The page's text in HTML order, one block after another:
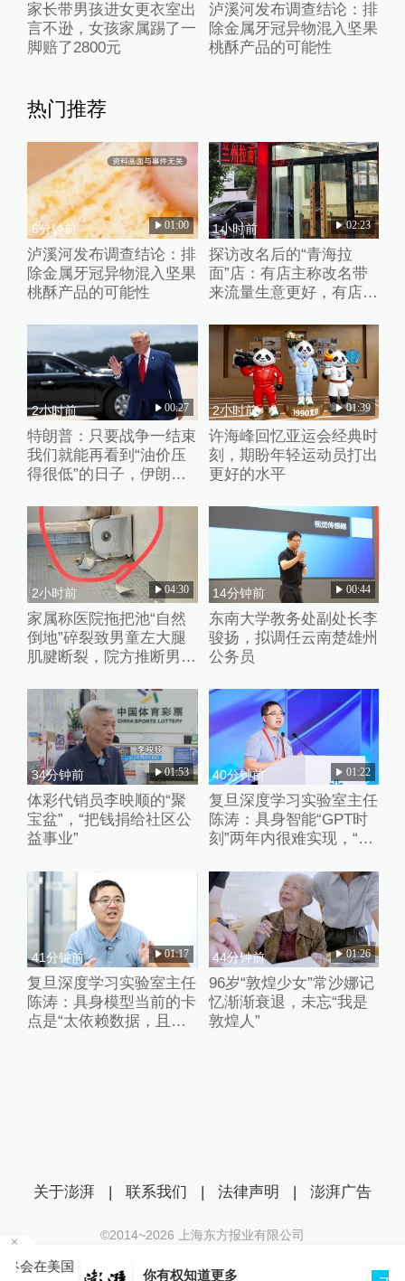
家长带男孩进女更衣室出
言不逊，女孩家属踢了一
脚赔了2800元
泸溪河发布调查结论：排
除金属牙冠异物混入坚果
桃酥产品的可能性
热门推荐
6分钟前 01:00
泸溪河发布调查结论：排
除金属牙冠异物混入坚果
桃酥产品的可能性
1小时前 02:23
探访改名后的“青海拉
面”店：有店主称改名带
来流量生意更好，有店家
素并存
2小时前 00:27
特朗普：只要战争一结束
我们就能再看到“油价压
得很低”的日子，伊朗撑
2小时前 01:39
许海峰回忆亚运会经典时
刻，期盼年轻运动员打出
更好的水平
2小时前 04:30
家属称医院拖把池“自然
倒地”碎裂致男童左大腿
肌腱断裂，院方推断男童
倒
14分钟前 00:44
东南大学教务处副处长李
骏扬，拟调任云南楚雄州
公务员
34分钟前 01:53
体彩代销员李映顺的“聚
宝盆”，“把钱捐给社区公
益事业”
40分钟前 01:22
复旦深度学习实验室主任
陈涛：具身智能“GPT时
刻”两年内很难实现，“卷
是外围的修修补补
41分钟前 01:17
复旦深度学习实验室主任
陈涛：具身模型当前的卡
点是“太依赖数据，且缺
44分钟前 01:26
96岁“敦煌少女”常沙娜记
忆渐渐衰退，未忘“我是
敦煌人”
你有权知道更多
国
关于澎湃 | 联系我们 | 法律声明 | 澎湃广告
©2014~2026 上海东方报业有限公司
沪ICP证：沪B2-20170116 | 沪ICP备14003370号